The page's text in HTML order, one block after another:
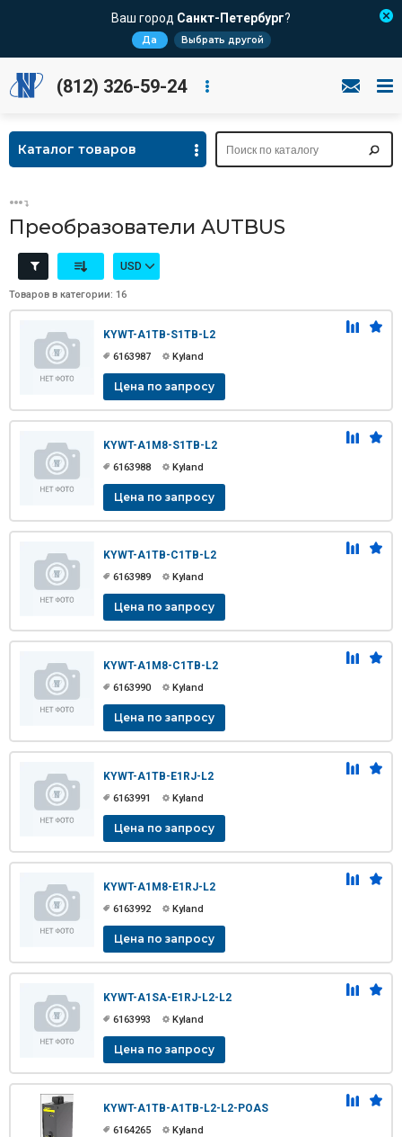
Ваш город Санкт-Петербург?
Да Выбрать другой
(812) 326-59-24
Каталог товаров
Преобразователи AUTBUS
USD
Товаров в категории: 16
KYWT-A1TB-S1TB-L2
6163987 Kyland
Цена по запросу
KYWT-A1M8-S1TB-L2
6163988 Kyland
Цена по запросу
KYWT-A1TB-C1TB-L2
6163989 Kyland
Цена по запросу
KYWT-A1M8-C1TB-L2
6163990 Kyland
Цена по запросу
KYWT-A1TB-E1RJ-L2
6163991 Kyland
Цена по запросу
KYWT-A1M8-E1RJ-L2
6163992 Kyland
Цена по запросу
KYWT-A1SA-E1RJ-L2-L2
6163993 Kyland
Цена по запросу
KYWT-A1TB-A1TB-L2-L2-POAS
6164265 Kyland